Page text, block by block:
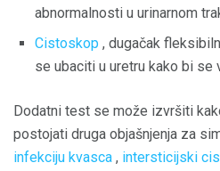
abnormalnosti u urinarnom
Cistoskop , dugačak
se ubaciti u uretru kako bi se
Dodatni test se može izvršiti
postojati druga objašnjenja za
infekciju kvasca , intersticijski